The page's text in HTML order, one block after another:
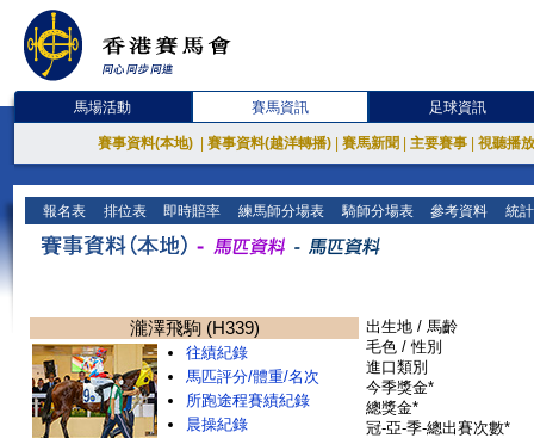
馬場活動 賽馬資訊 足球資訊
賽事資料(本地) 賽事資料(越洋轉播) 賽馬新聞 主要賽事 視聽播
報名表 排位表 即時賠率 練馬師分場表 騎師分場表 參考資料 統
瀧澤飛駒 (H339)
往績紀錄
馬匹評分/體重/名次
所跑途程賽績紀錄
晨操紀錄
出生地 / 馬齡
毛色 / 性別
進口類別
今季獎金*
總獎金*
冠-亞-季-總出賽次數*